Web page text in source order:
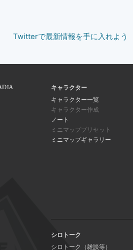
Twitterで最新情報を手に入れよう
キャラクター
キャラクター一覧
キャラクター作成
ノート
ミニマッププリセット
ミニマップギャラリー
シロトーク
シロトーク（雑談等）